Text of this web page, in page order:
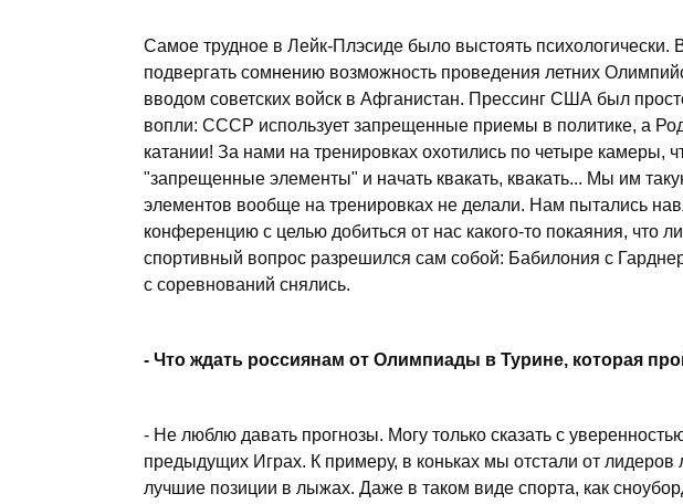
Самое трудное в Лейк-Плэсиде было выстоять психологически.
подвергать сомнению возможность проведения летних
вводом советских войск в Афганистан. Прессинг США был
вопли: СССР использует запрещенные приемы в политике, а
катании! За нами на тренировках охотились по четыре камеры,
"запрещенные элементы" и начать квакать, квакать... Мы им
элементов вообще на тренировках не делали. Нам пытались
конференцию с целью добиться от нас какого-то покаяния, что
спортивный вопрос разрешился сам собой: Бабилония с
с соревнований снялись.
- Что ждать россиянам от Олимпиады в Турине, которая
- Не люблю давать прогнозы. Могу только сказать с
предыдущих Играх. К примеру, в коньках мы отстали от лидеров
лучшие позиции в лыжах. Даже в таком виде спорта, как